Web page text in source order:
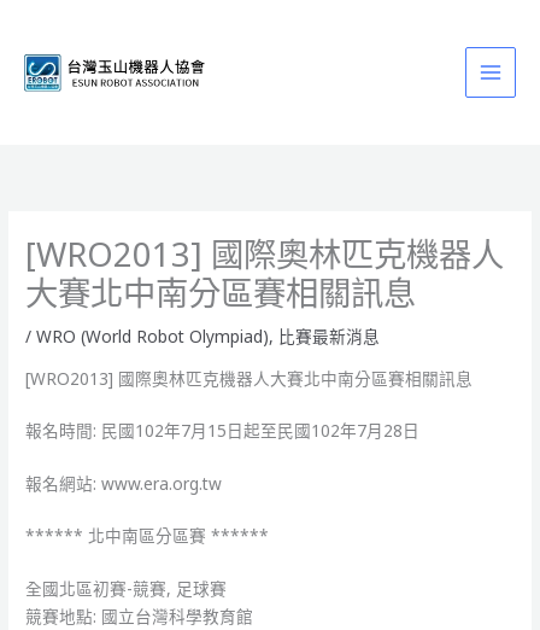
[WRO2013] 國際奧林匹克機器人
大賽北中南分區賽相關訊息
/WRO (World Robot Olympiad), 比賽最新消息
[WRO2013] 國際奧林匹克機器人大賽北中南分區賽相關訊息
報名時間: 民國102年7月15日起至民國102年7月28日
報名網站: www.era.org.tw
****** 北中南區分區賽 ******
全國北區初賽-競賽, 足球賽
競賽地點: 國立台灣科學教育館